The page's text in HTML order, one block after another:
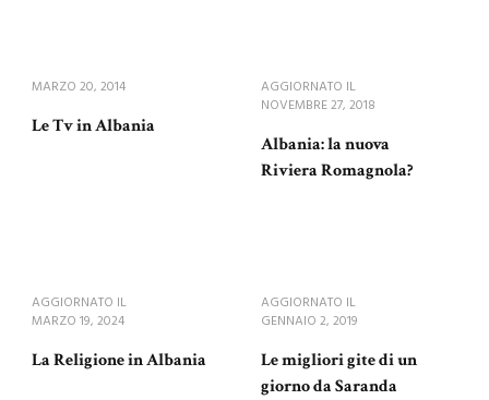
MARZO 20, 2014
Le Tv in Albania
AGGIORNATO IL
NOVEMBRE 27, 2018
Albania: la nuova
Riviera Romagnola?
AGGIORNATO IL
MARZO 19, 2024
La Religione in Albania
AGGIORNATO IL
GENNAIO 2, 2019
Le migliori gite di un
giorno da Saranda